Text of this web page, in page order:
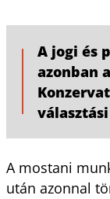
A jogi és
azonban
A mostani
után azonnal